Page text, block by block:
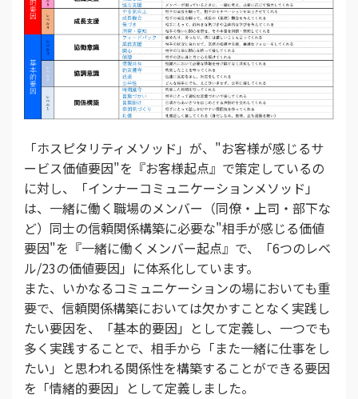
「ホスピタリティメソッド」が、"お客様が感じるサ
ービス価値要因"を『お客様起点』で策定しているの
に対し、「インナーコミュニケーションメソッド」
は、一緒に働く職場のメンバー（同僚・上司・部下な
ど）同士の信頼関係構築に必要な"相手が感じる価値
要因"を『一緒に働くメンバー起点』で、「6つのレベ
ル/23の価値要因」に体系化しています。
また、いかなるコミュニケーションの場においても重
要で、信頼関係構築においては欠かすことなく実践し
たい要因を、「基本的要因」として定義し、一つでも
多く実践することで、相手から「また一緒に仕事をし
たい」と思われる関係性を構築することができる要因
を「情緒的要因」として定義しました。